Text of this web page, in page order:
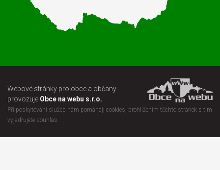
Webové stránky pro obce a občany
provozuje Obce na webu s.r.o.
Při poskytování služeb nám pomáhají cookies, prohlížením těchto stránek s tím
vyjadřujete souhlas.